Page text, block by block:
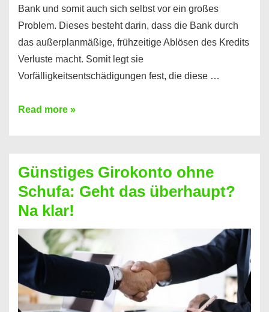
Bank und somit auch sich selbst vor ein großes
Problem. Dieses besteht darin, dass die Bank durch
das außerplanmäßige, frühzeitige Ablösen des Kredits
Verluste macht. Somit legt sie
Vorfälligkeitsentschädigungen fest, die diese …
Kredit
dabei
profitieren
–
So
funktioniert’s
Read more »
Günstiges Girokonto ohne
Schufa: Geht das überhaupt?
Na klar!